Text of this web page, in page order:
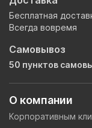
О компании
Корпоративным
Бесплатная
Всегда вовремя
Самовывоз
50 пунктов